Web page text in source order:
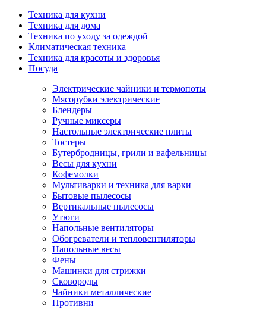
Техника для кухни
Техника для дома
Техника по уходу за одеждой
Климатическая техника
Техника для красоты и здоровья
Посуда
Электрические чайники и термопоты
Мясорубки электрические
Блендеры
Ручные миксеры
Настольные электрические плиты
Тостеры
Бутербродницы, грили и вафельницы
Весы для кухни
Кофемолки
Мультиварки и техника для варки
Бытовые пылесосы
Вертикальные пылесосы
Утюги
Напольные вентиляторы
Обогреватели и тепловентиляторы
Напольные весы
Фены
Машинки для стрижки
Сковороды
Чайники металлические
Противни